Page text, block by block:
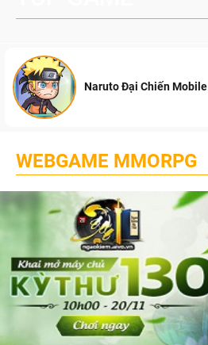
Naruto Đại Chiến Mobile
WEBGAME MMORPG